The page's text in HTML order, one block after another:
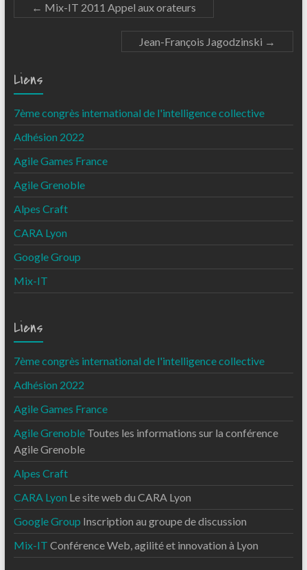
← Mix-IT 2011 Appel aux orateurs
Jean-François Jagodzinski →
Liens
7ème congrès international de l'intelligence collective
Adhésion 2022
Agile Games France
Agile Grenoble
Alpes Craft
CARA Lyon
Google Group
Mix-IT
Liens
7ème congrès international de l'intelligence collective
Adhésion 2022
Agile Games France
Agile GrenobleToutes les informations sur la conférence
Agile Grenoble
Alpes Craft
CARA Lyon Le site web du CARA Lyon
Google Group Inscription au groupe de discussion
Mix-IT Conférence Web, agilité et innovation à Lyon